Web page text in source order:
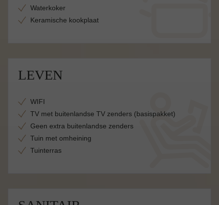
Waterkoker
Keramische kookplaat
LEVEN
WIFI
TV met buitenlandse TV zenders (basispakket)
Geen extra buitenlandse zenders
Tuin met omheining
Tuinterras